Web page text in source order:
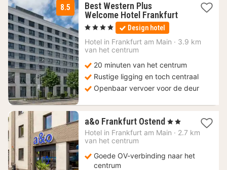
8.5
Best Western Plus
Welcome Hotel Frankfurt1
192
, 4 Sterren Design hotel
Hotel in Frankfurt am Main · 3.9 km
van het centrum
20 minuten van het centrum
Rustige ligging en toch centraal
Openbaar vervoer voor de deur
a&o Frankfurt Ostend 2
nachten
€
, 2 Sterren
Hotel in Frankfurt am Main · 2.7 km
van het centrum
Goede OV-verbinding naar het
centrum